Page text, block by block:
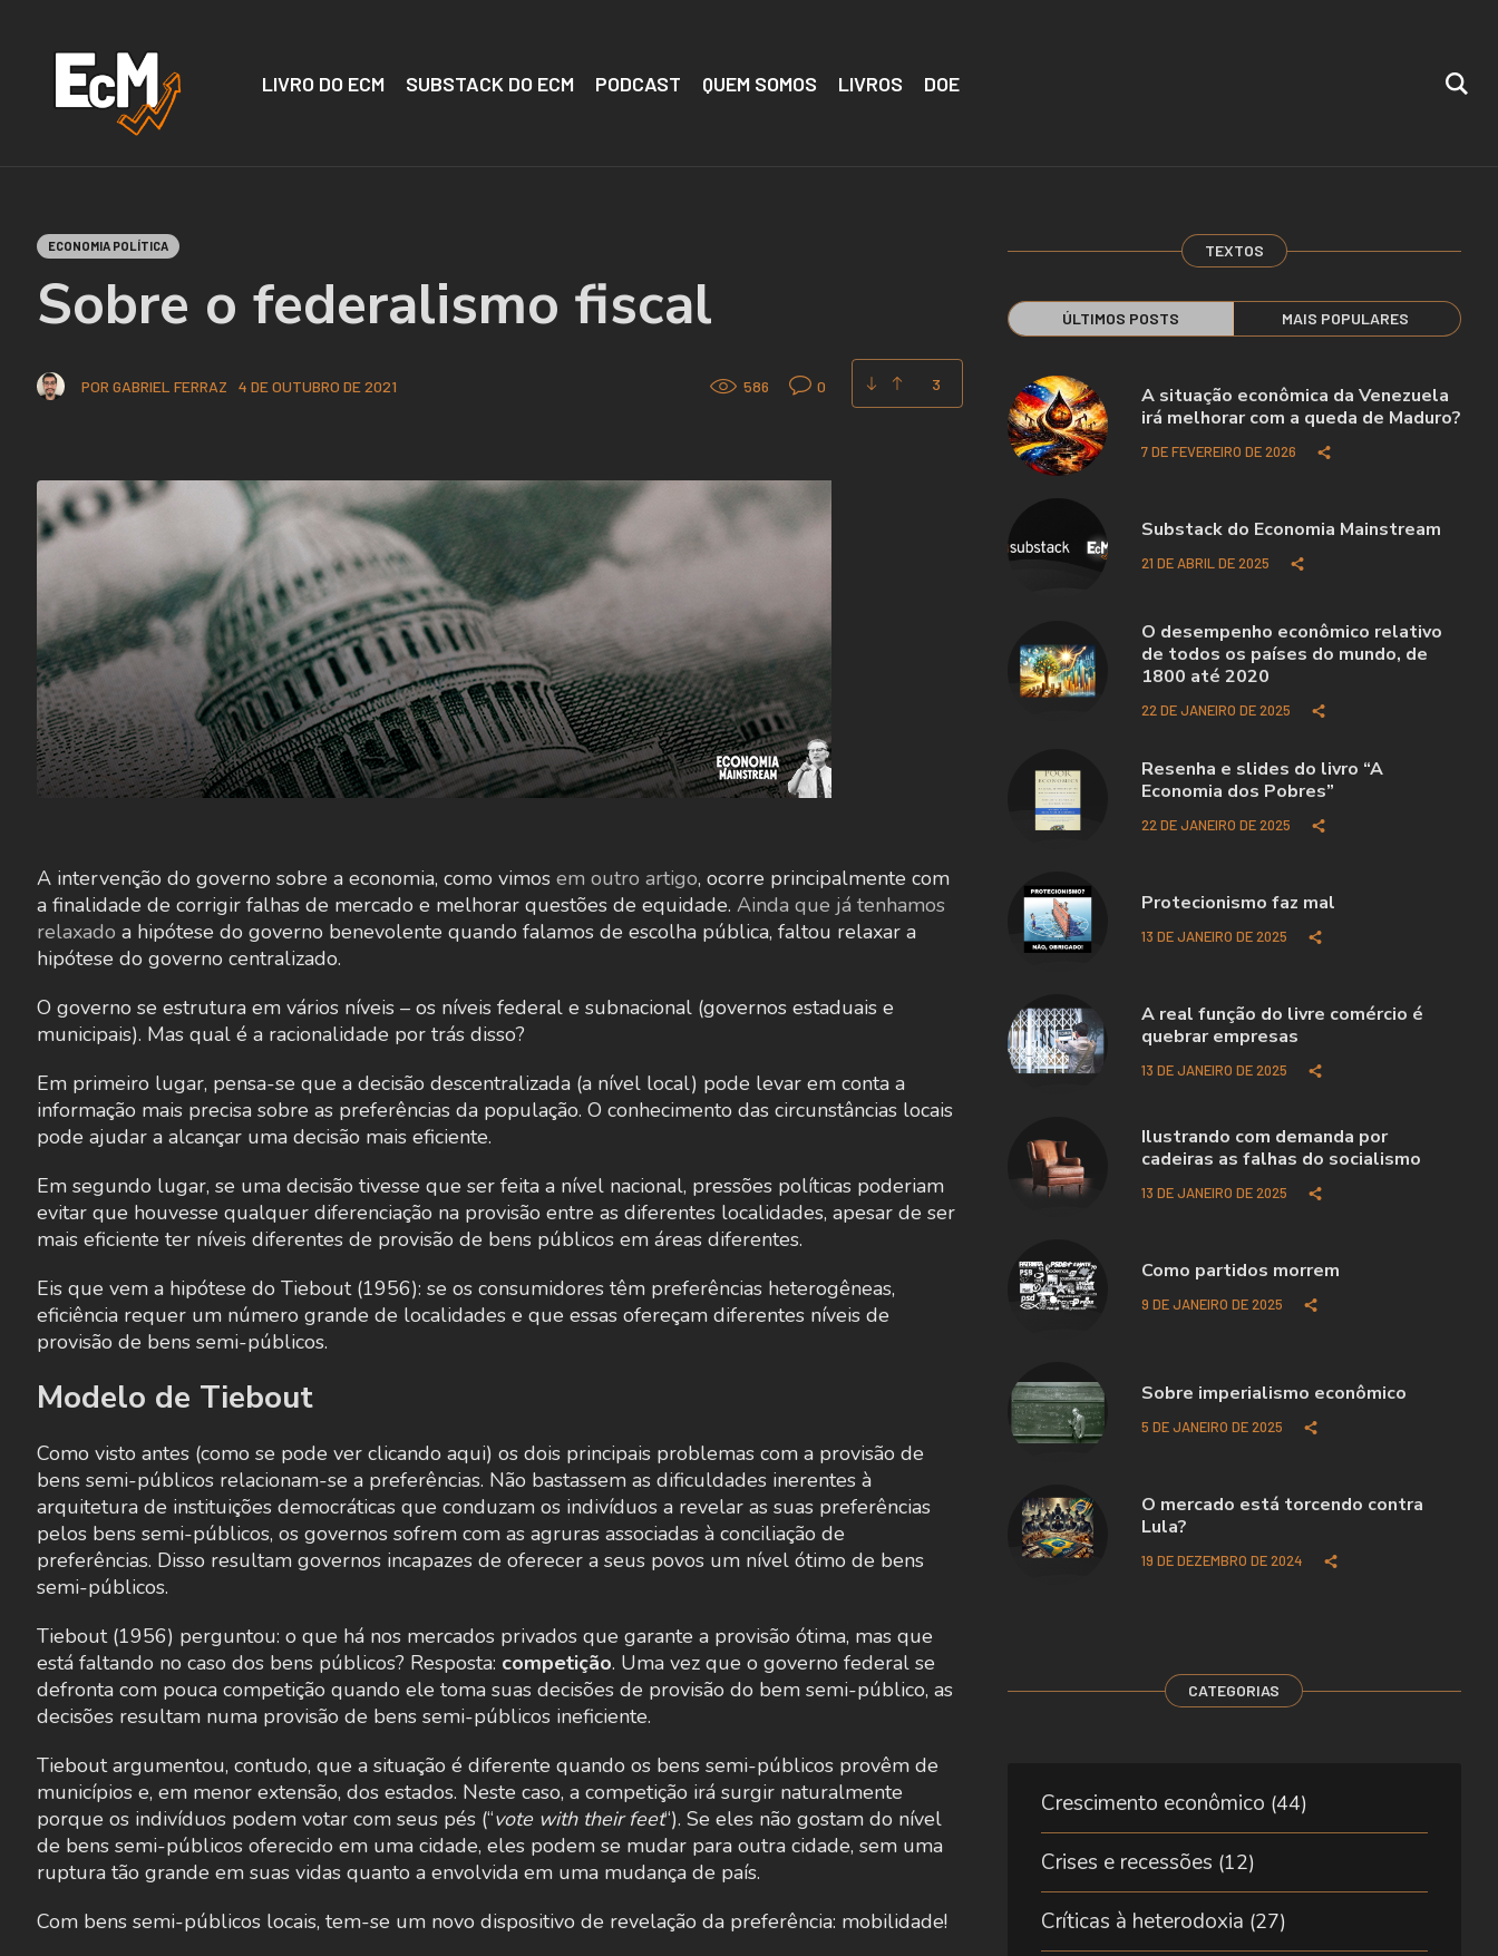
LIVRO DO ECM SUBSTACK DO ECM PODCAST QUEM SOMOS LIVROS DOE
ECONOMIA POLÍTICA
Sobre o federalismo fiscal
586 0 3
PORGABRIEL FERRAZ 4 DE OUTUBRO DE 2021
A intervenção do governo sobre a economia, como vimosem outro artigo, ocorre principalmente com
a finalidade de corrigir falhas de mercado e melhorar questões de equidade.Ainda que já tenhamos
relaxado a hipótese do governo benevolente quando falamos de escolha pública, faltou relaxar a
hipótese do governo centralizado.
O governo se estrutura em vários níveis – os níveis federal e subnacional (governos estaduais e
municipais). Mas qual é a racionalidade por trás disso?
Em primeiro lugar, pensa-se que a decisão descentralizada (a nível local) pode levar em conta a
informação mais precisa sobre as preferências da população. O conhecimento das circunstâncias locais
pode ajudar a alcançar uma decisão mais eficiente.
Em segundo lugar, se uma decisão tivesse que ser feita a nível nacional, pressões políticas poderiam
evitar que houvesse qualquer diferenciação na provisão entre as diferentes localidades, apesar de ser
mais eficiente ter níveis diferentes de provisão de bens públicos em áreas diferentes.
Eis que vem a hipótese do Tiebout (1956): se os consumidores têm preferências heterogêneas,
eficiência requer um número grande de localidades e que essas ofereçam diferentes níveis de
provisão de bens semi-públicos.
Modelo de Tiebout
Como visto antes (como se pode ver clicando aqui) os dois principais problemas com a provisão de
bens semi-públicos relacionam-se a preferências. Não bastassem as dificuldades inerentes à
arquitetura de instituições democráticas que conduzam os indivíduos a revelar as suas preferências
pelos bens semi-públicos, os governos sofrem com as agruras associadas à conciliação de
preferências. Disso resultam governos incapazes de oferecer a seus povos um nível ótimo de bens
semi-públicos.
Tiebout (1956) perguntou: o que há nos mercados privados que garante a provisão ótima, mas que
está faltando no caso dos bens públicos? Resposta: competição. Uma vez que o governo federal se
defronta com pouca competição quando ele toma suas decisões de provisão do bem semi-público, as
decisões resultam numa provisão de bens semi-públicos ineficiente.
Tiebout argumentou, contudo, que a situação é diferente quando os bens semi-públicos provêm de
municípios e, em menor extensão, dos estados. Neste caso, a competição irá surgir naturalmente
porque os indivíduos podem votar com seus pés (“vote with their feet“). Se eles não gostam do nível
de bens semi-públicos oferecido em uma cidade, eles podem se mudar para outra cidade, sem uma
ruptura tão grande em suas vidas quanto a envolvida em uma mudança de país.
Com bens semi-públicos locais, tem-se um novo dispositivo de revelação da preferência: mobilidade!
TEXTOS
ÚLTIMOS POSTS MAIS POPULARES
A situação econômica da Venezuela
irá melhorar com a queda de Maduro?
7 DE FEVEREIRO DE 2026
Substack do Economia Mainstream
21 DE ABRIL DE 2025
O desempenho econômico relativo
de todos os países do mundo, de
1800 até 2020
22 DE JANEIRO DE 2025
Resenha e slides do livro “A
Economia dos Pobres”
22 DE JANEIRO DE 2025
Protecionismo faz mal
13 DE JANEIRO DE 2025
A real função do livre comércio é
quebrar empresas
13 DE JANEIRO DE 2025
Ilustrando com demanda por
cadeiras as falhas do socialismo
13 DE JANEIRO DE 2025
Como partidos morrem
9 DE JANEIRO DE 2025
Sobre imperialismo econômico
5 DE JANEIRO DE 2025
O mercado está torcendo contra
Lula?
19 DE DEZEMBRO DE 2024
CATEGORIAS
Crescimento econômico (44)
Crises e recessões (12)
Críticas à heterodoxia (27)